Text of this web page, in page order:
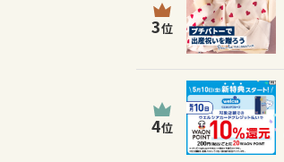
3位
4位